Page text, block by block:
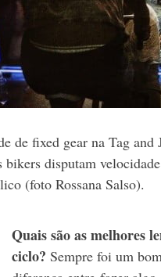
de fixed gear na Tag
bikers disputam
(foto Rossana Salso).
Quais são as melhores
ciclo? Sempre foi um